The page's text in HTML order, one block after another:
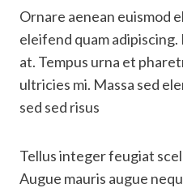
Ornare aenean euismod
eleifend quam
at. Tempus urna et
ultricies mi. Massa sed
sed sed risus
Tellus integer feugiat
Augue mauris augue